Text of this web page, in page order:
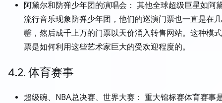
阿黛尔和防弹少年团的演唱会： 其他全球超级巨星如阿
流行音乐现象防弹少年团，他们的巡演门票也一直是在
罄，然后成千上万的门票以天价涌入转售网站。这种模
票是如何利用这些艺术家巨大的受欢迎程度的。
4.2. 体育赛事
超级碗、NBA总决赛、世界大赛： 重大锦标赛体育赛事